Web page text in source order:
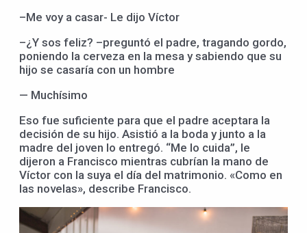
–Me voy a casar- Le dijo Víctor
–¿Y sos feliz? –preguntó el padre, tragando gordo,
poniendo la cerveza en la mesa y sabiendo que su
hijo se casaría con un hombre
— Muchísimo
Eso fue suficiente para que el padre aceptara la
decisión de su hijo. Asistió a la boda y junto a la
madre del joven lo entregó. “Me lo cuida”, le
dijeron a Francisco mientras cubrían la mano de
Víctor con la suya el día del matrimonio. «Como en
las novelas», describe Francisco.